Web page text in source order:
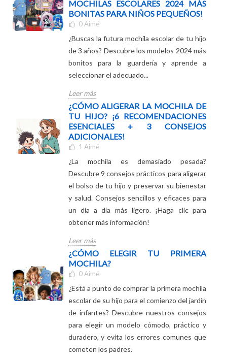
PREPÁRATE PARA EL INICIO DEL
CURSO ESCOLAR: ¡DESCUBRE LAS
MOCHILAS ESCOLARES 2024 MÁS
BONITAS PARA NIÑOS PEQUEÑOS!
0 Aimé
¿Buscas la futura mochila escolar de tu hijo
de 3 años? Descubre los modelos 2024 más
bonitos para la guardería y aprende a
seleccionar el adecuado...
Leer más
¿CÓMO ALIGERAR LA MOCHILA DE
TU HIJO? ¡6 RECOMENDACIONES
ESENCIALES + 3 CONSEJOS
ADICIONALES!
1Aimé
¿La mochila es demasiado pesada?
Descubre 9 consejos prácticos para aligerar
el bolso de tu hijo y preservar su bienestar
y salud. Consejos sencillos y eficaces para
un día a día más ligero. ¡Haga clic para
obtener más información!
Leer más
¿CÓMO ELEGIR TU PRIMERA
MOCHILA?
0Aimé
¿Está a punto de comprar la primera mochila
escolar de su hijo para el comienzo del jardín
de infantes? Descubre nuestros consejos
para elegir un modelo cómodo, práctico y